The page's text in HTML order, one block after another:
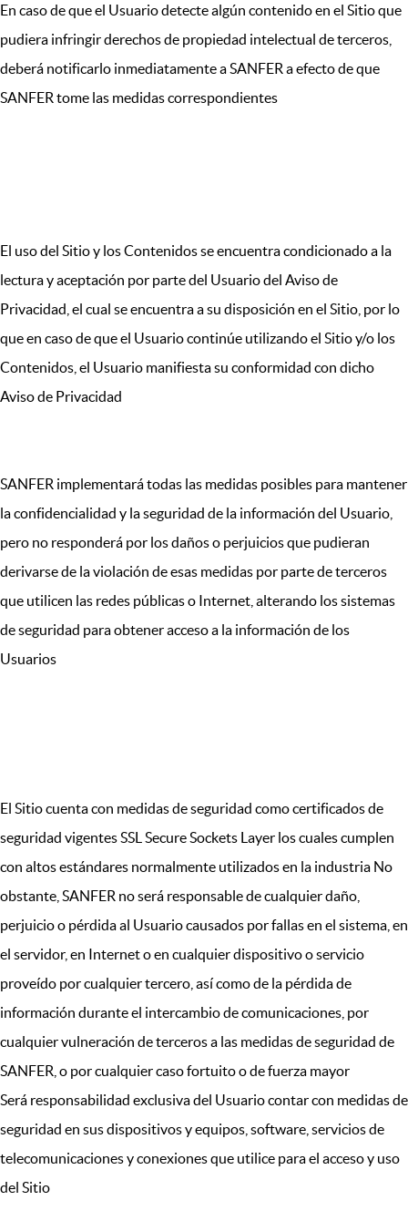
En caso de que el Usuario detecte algún contenido en el Sitio que
pudiera infringir derechos de propiedad intelectual de terceros,
deberá notificarlo inmediatamente a SANFER a efecto de que
SANFER tome las medidas correspondientes
El uso del Sitio y los Contenidos se encuentra condicionado a la
lectura y aceptación por parte del Usuario del Aviso de
Privacidad, el cual se encuentra a su disposición en el Sitio, por lo
que en caso de que el Usuario continúe utilizando el Sitio y/o los
Contenidos, el Usuario manifiesta su conformidad con dicho
Aviso de Privacidad
SANFER implementará todas las medidas posibles para mantener
la confidencialidad y la seguridad de la información del Usuario,
pero no responderá por los daños o perjuicios que pudieran
derivarse de la violación de esas medidas por parte de terceros
que utilicen las redes públicas o Internet, alterando los sistemas
de seguridad para obtener acceso a la información de los
Usuarios
El Sitio cuenta con medidas de seguridad como certificados de
seguridad vigentes SSL Secure Sockets Layer los cuales cumplen
con altos estándares normalmente utilizados en la industria No
obstante, SANFER no será responsable de cualquier daño,
perjuicio o pérdida al Usuario causados por fallas en el sistema, en
el servidor, en Internet o en cualquier dispositivo o servicio
proveído por cualquier tercero, así como de la pérdida de
información durante el intercambio de comunicaciones, por
cualquier vulneración de terceros a las medidas de seguridad de
SANFER, o por cualquier caso fortuito o de fuerza mayor
Será responsabilidad exclusiva del Usuario contar con medidas de
seguridad en sus dispositivos y equipos, software, servicios de
telecomunicaciones y conexiones que utilice para el acceso y uso
del Sitio